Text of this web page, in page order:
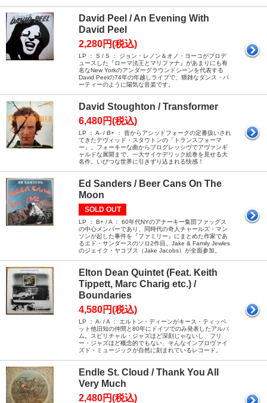
David Peel / An Evening With
David Peel
2,280円(税込)
LP ： S / S ： ジョン・レノン＆オノ・ヨーコがプロデ
ュースした『ローマ法王とマリファナ』があまりにも有
名なNew Yorkのアンダーグラウンドシーンを代表する
David Peelの74年の年越しライブで、猥雑なダンス・パ
ーティーのように陽気な音楽です。
David Stoughton / Transformer
6,480円(税込)
LP ： A- / B+ ： 昔からアシッドフォークの定番扱いされ
てきたデヴィッド・スタウトンの「トランスフォーマ
ー」。フォーキーな曲からプログレッシヴでアヴァンギ
ャルドな展開まで、一大サイケデリック絵巻を見せる大
名作。いびつな世界に引きずり込まれる快感！
Ed Sanders / Beer Cans On The
Moon
SOLD OUT
LP ： B+ / A ： 60年代NYのアナーキー集団ファッグス
の中心メンバーであり、同時代の奇人チャールズ・マン
ソンが起した事件を『ファミリー』にまとめた作家であ
るエド・サンダースのソロ2作目。Jake & Family Jewles
のジェイク・ヤコブス（Jake Jacobs）が全面参加。
Elton Dean Quintet (Feat. Keith
Tippett, Marc Charig etc.) /
Boundaries
4,580円(税込)
LP ： A- / A ： エルトン・ディーンがキース・ティッペ
ット他旧知の仲間と80年にドイツでのみ発表したアルバ
ム。スピリチャル・ジャズほど深刻じゃないし、フリ
ー・ジャズほど概念的でもない、そんなインプロヴァイ
ズド・ミュージックが自然に刻まれているレコード。
Endle St. Cloud / Thank You All
Very Much
2,480円(税込)